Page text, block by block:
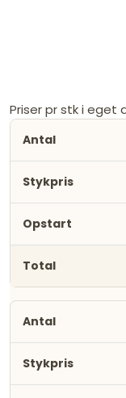
Priser pr stk i eget